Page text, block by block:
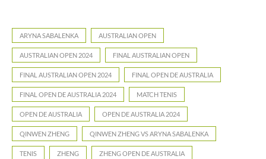
ARYNA SABALENKA AUSTRALIAN OPEN
AUSTRALIAN OPEN 2024 FINAL AUSTRALIAN OPEN
FINAL AUSTRALIAN OPEN 2024 FINAL OPEN DE AUSTRALIA
FINAL OPEN DE AUSTRALIA 2024 MATCH TENIS
OPEN DE AUSTRALIA OPEN DE AUSTRALIA 2024
QINWEN ZHENG QINWEN ZHENG VS ARYNA SABALENKA
TENIS ZHENG ZHENG OPEN DE AUSTRALIA